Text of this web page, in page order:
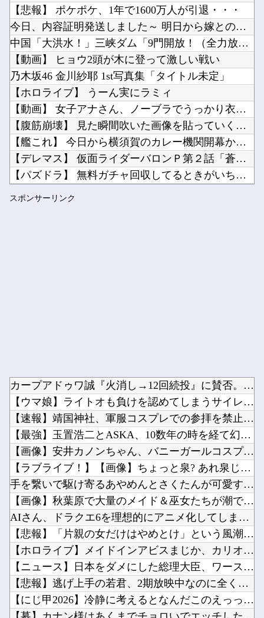
Powered by livedoor 相互RSS
【にじさんじ】ソフィ「８８８✨ ぞろ目ってなんか嬉しくなるよね！！」他
シャープ、シンプルで使いやすいオーブンレンジ「RE-WF187」他
Powered by livedoor 相互RSS
【悲報】 ポケポケ、1年で1600万人が引退・・・
今日、内容証明発送しました～ 明日から嫁との会話は弁護士通し...
中国「大洪水！」三峡ダム「9門開放！（全力放流」中国都市「三...
【動画】 ヒョウ2頭が木に登って激しい戦い
乃木坂46 金川紗耶 1st写真集「タイトル未定」
【ホロライブ】 うーん実にラミィ
【動画】 女子アナさん、ノーブラでうっかり衣装から乳首が透け...
【腹筋崩壊】 見た瞬間吹いた画像を貼っていくスレｗｗｗｗ
【艦これ】 今日から横須賀のカレー機関開幕か・・・！
【デレマス】 仮面ライダーバロンＰ第２話「蒼翼の乙女」
【パズドラ】 無料ガチャ回収してるときがいちばんたのしいな・...
第31回 エルムステークス(GⅢ)
スポンサーリンク
カープアドゥワ誠『火消し→12回続投』に賛否。新井監督「それ...
【ウマ娘】ライトオも負けを認めてしまうサイレンススズカ定規概...
【速報】靖国神社、軍服コスプレでの参拝を禁止へ他
【最強】玉置浩二とASKA、10数年の時を経て幻の合作曲をガ...
【画像】安井カノンちゃん、バニーガールコスプレでうっかり谷間...
【ラブライブ！】【画像】ちょっと泉? あれ泉じゃない…誰？【...
手を繋いで駆け寄るあやめんとさくたんが可愛すぎる！！！【乃木...
【画像】秋葉原で大量のメイド＆巫女たちが潮で水打ちを実施ww...
AIさん、ドラクエ6を理想的にアニメ化してしまう他
【悲報】「片親の女だけはやめとけ」という風潮、広まりつつある...
【ホロライブ】メイドインアビスまじか、カリオペすげえな他
【ニュース】日本をダメにした総理大臣、ワースト１位が同点でこ...
【悲報】逃げ上手の若君、2期放映中なのに全く話題にならない他
【にじ甲2026】冷静に考えるとなんだこのえっっっな格好は…...